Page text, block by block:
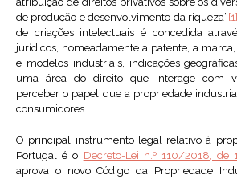
de produção e desenvolvimento da riqueza” [1]
de criações intelectuais é concedida
jurídicos, nomeadamente a patente, a
e modelos industriais, indicações
uma área do direito que interage com
perceber o papel que a propriedade
consumidores.
O principal instrumento legal relativo à
Portugal é o Decreto-Lei n.º 110/2018, de
aprova o novo Código da Propriedade